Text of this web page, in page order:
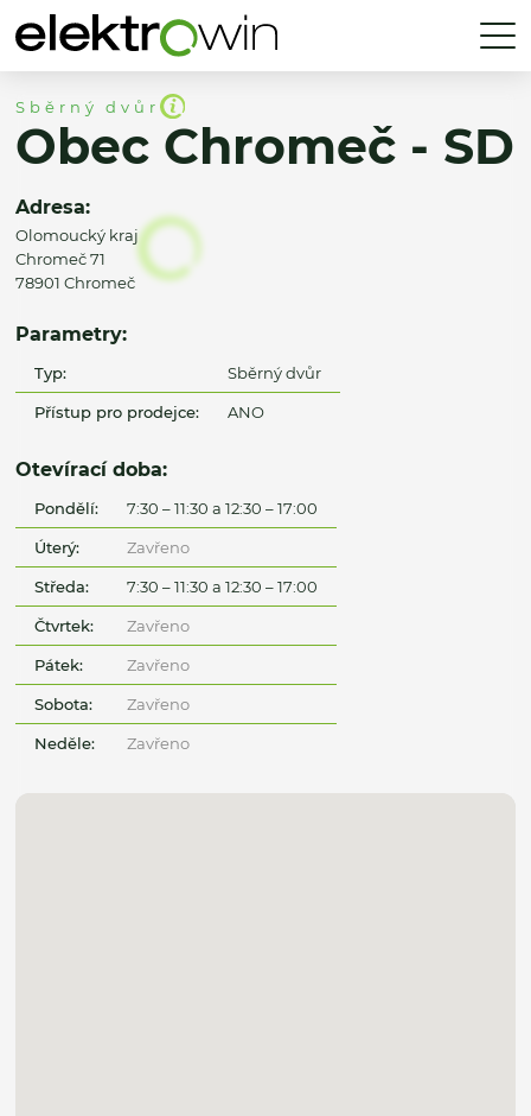
Sběrný dvůr
Obec Chromeč - SD
Adresa:
Olomoucký kraj
Chromeč 71
78901 Chromeč
Parametry:
Typ: Sběrný dvůr
Přístup pro prodejce: ANO
Otevírací doba:
Pondělí: 7:30 – 11:30 a 12:30 – 17:00
Úterý: Zavřeno
Středa: 7:30 – 11:30 a 12:30 – 17:00
Čtvrtek: Zavřeno
Pátek: Zavřeno
Sobota: Zavřeno
Neděle: Zavřeno